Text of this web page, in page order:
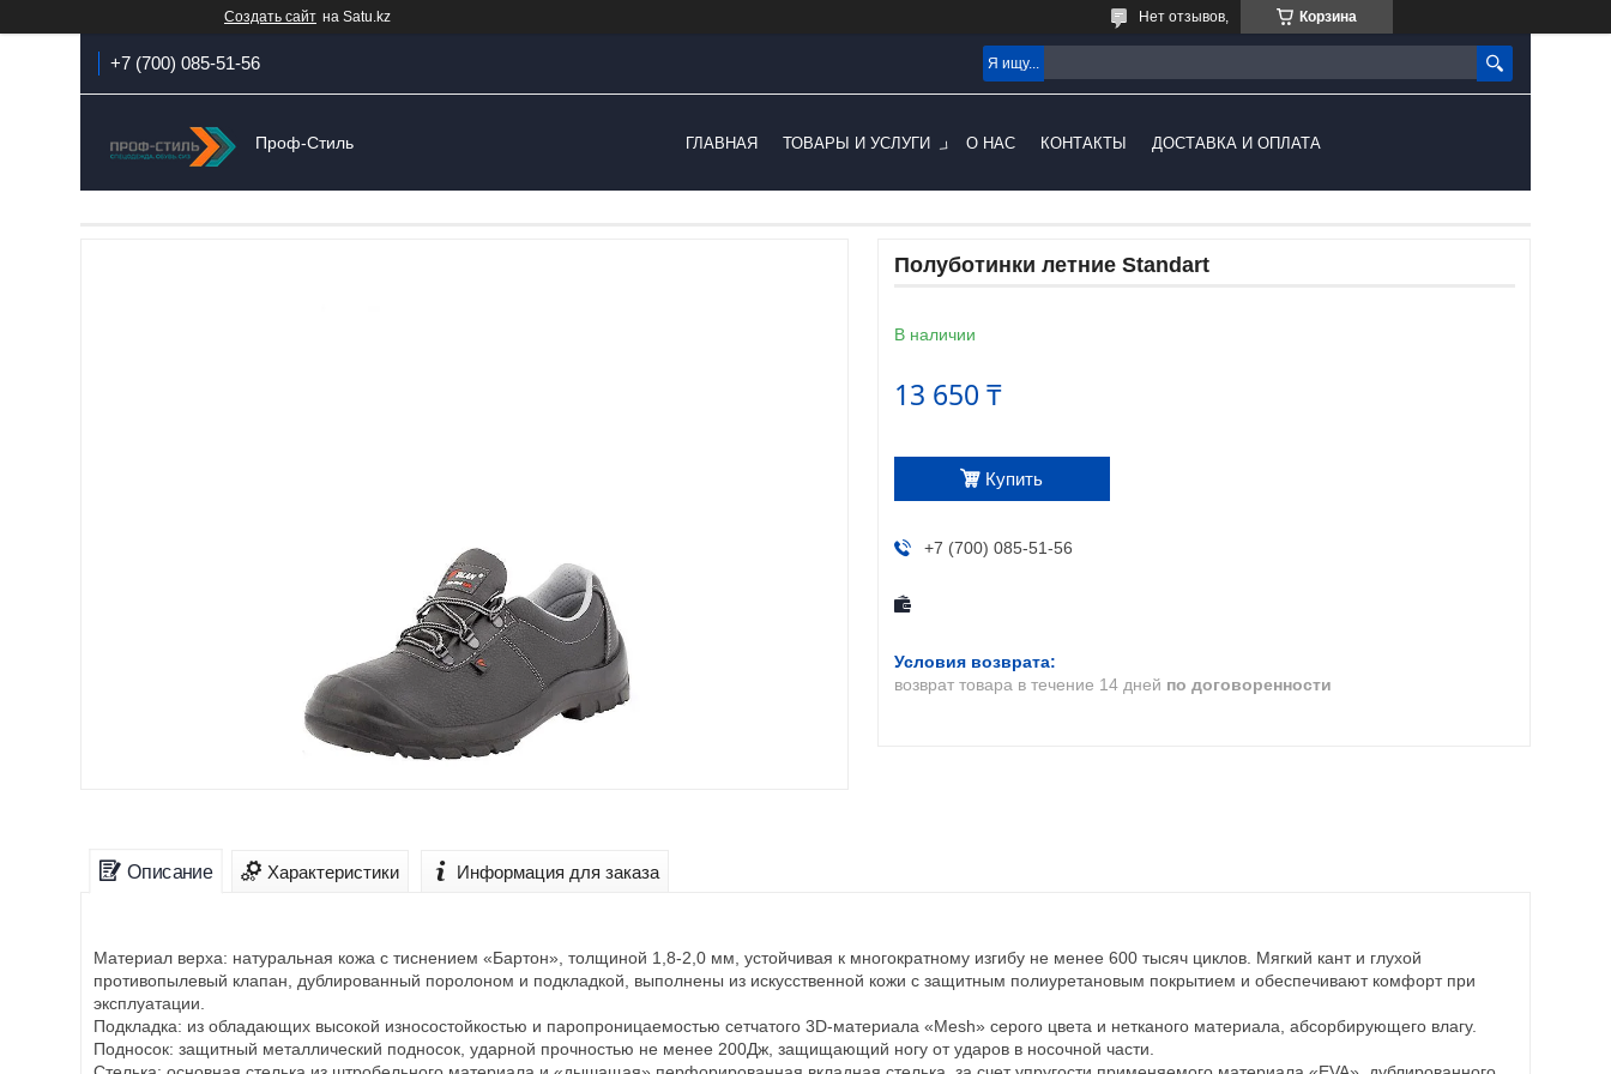
Создать сайт на Satu.kz Корзина
Нет отзывов,
+7 (700) 085-51-56
Проф-Стиль ГЛАВНАЯ ТОВАРЫ И УСЛУГИ О НАС КОНТАКТЫ ДОСТАВКА И ОПЛАТА
Полуботинки летние Standart
В наличии
13 650 ₸
Купить
+7 (700) 085-51-56
возврат товара в течение 14 дней по договоренности
Описание Характеристики Информация для заказа
Материал верха: натуральная кожа с тиснением «Бартон», толщиной 1,8-2,0 мм, устойчивая к многократному изгибу не менее 600 тысяч циклов. Мягкий кант и глухой
противопылевый клапан, дублированный поролоном и подкладкой, выполнены из искусственной кожи с защитным полиуретановым покрытием и обеспечивают комфорт при
эксплуатации.
Подкладка: из обладающих высокой износостойкостью и паропроницаемостью сетчатого 3D-материала «Mesh» серого цвета и нетканого материала, абсорбирующего влагу.
Подносок: защитный металлический подносок, ударной прочностью не менее 200Дж, защищающий ногу от ударов в носочной части.